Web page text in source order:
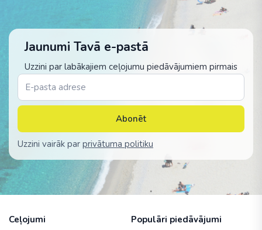
Jaunumi Tavā e-pastā
Uzzini par labākajiem ceļojumu piedāvājumiem pirmais
Abonēt
Uzzini vairāk par privātuma politiku
Ceļojumi
Populāri piedāvājumi